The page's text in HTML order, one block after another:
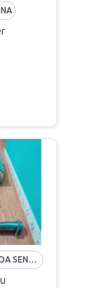
Cahaya Warning
KIRANA MUDA SENTOSA